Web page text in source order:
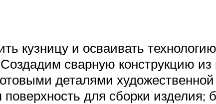
кузницу и осваивать
сварную конструкцию
деталями
поверхность для сборки